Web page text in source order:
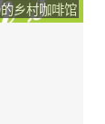
乡村咖啡馆